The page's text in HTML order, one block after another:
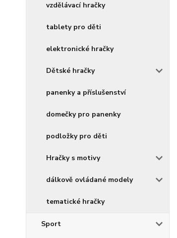
vzdělávací hračky
tablety pro děti
elektronické hračky
Dětské hračky
panenky a příslušenství
domečky pro panenky
podložky pro děti
Hračky s motivy
dálkově ovládané modely
tematické hračky
Sport